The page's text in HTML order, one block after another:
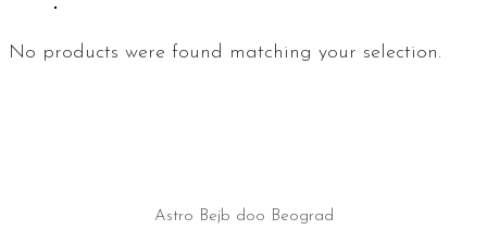
No products were found matching your selection.
Astro Bejb doo Beograd